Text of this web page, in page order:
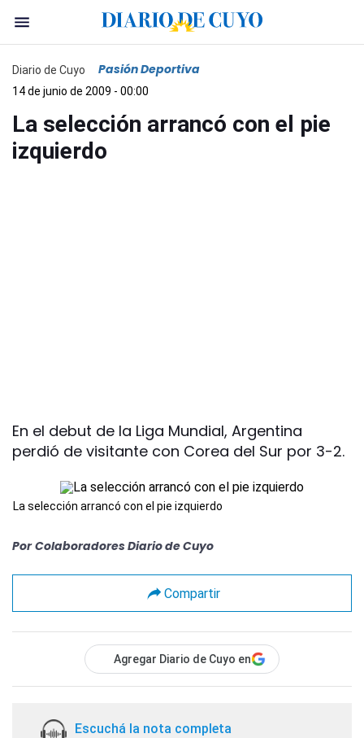
Diario de Cuyo Pasión Deportiva
14 de junio de 2009 - 00:00
La selección arrancó con el pie
izquierdo
En el debut de la Liga Mundial, Argentina
perdió de visitante con Corea del Sur por 3-2.
La selección arrancó con el pie izquierdo
Por Colaboradores Diario de Cuyo
Compartir
Agregar Diario de Cuyo en
Escuchá la nota completa